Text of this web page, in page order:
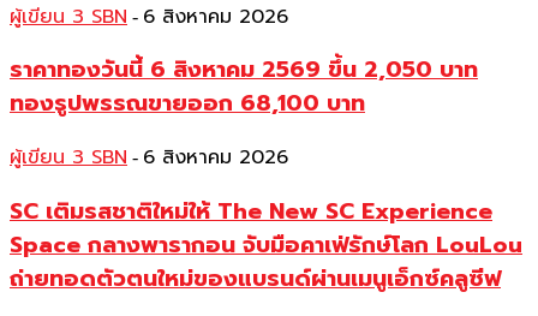
ผู้เขียน 3 SBN - 6 สิงหาคม 2026
ราคาทองวันนี้ 6 สิงหาคม 2569 ขึ้น 2,050 บาท
ทองรูปพรรณขายออก 68,100 บาท
ผู้เขียน 3 SBN - 6 สิงหาคม 2026
SC เติมรสชาติใหม่ให้ The New SC Experience
Space กลางพารากอน จับมือคาเฟ่รักษ์โลก LouLou
ถ่ายทอดตัวตนใหม่ของแบรนด์ผ่านเมนูเอ็กซ์คลูซีฟ